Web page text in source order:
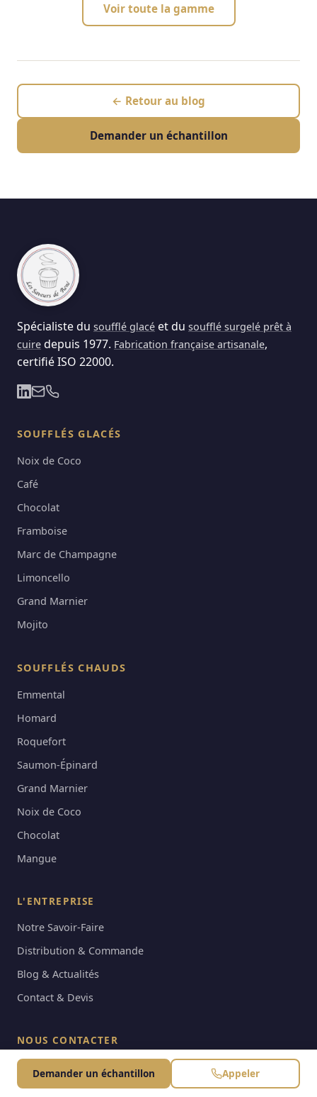
Voir toute la gamme
← Retour au blog
Demander un échantillon
Demander un échantillon Appeler
Spécialiste du soufflé glacé et du soufflé surgelé prêt à
cuire depuis 1977. Fabrication française artisanale,
certifié ISO 22000.
SOUFFLÉS GLACÉS
Noix de Coco
Café
Chocolat
Framboise
Marc de Champagne
Limoncello
Grand Marnier
Mojito
SOUFFLÉS CHAUDS
Emmental
Homard
Roquefort
Saumon-Épinard
Grand Marnier
Noix de Coco
Chocolat
Mangue
L'ENTREPRISE
Notre Savoir-Faire
Distribution & Commande
Blog & Actualités
Contact & Devis
NOUS CONTACTER
82 Rue Raspail, 94700 Maisons-Alfort
contact@lessaveursderene.com